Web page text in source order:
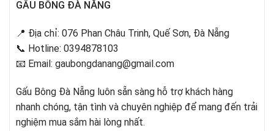
GẤU BÔNG ĐÀ NẴNG
📍 Địa chỉ: 076 Phan Châu Trinh, Quế Sơn, Đà Nẵng
📞 Hotline: 0394878103
📧 Email: gaubongdanang@gmail.com
Gấu Bông Đà Nẵng luôn sẵn sàng hỗ trợ khách hàng
nhanh chóng, tận tình và chuyên nghiệp để mang đến trải
nghiệm mua sắm hài lòng nhất.